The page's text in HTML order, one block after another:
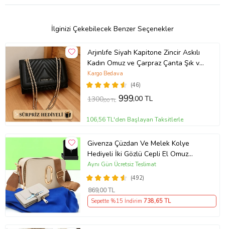
İlginizi Çekebilecek Benzer Seçenekler
Arjınlıfe Siyah Kapitone Zincir Askılı
Kadın Omuz ve Çarpraz Çanta Şık ve
Günlük kullanım.
(46)
Kargo Bedava
1300,00 TL 999,00 TL
106,56 TL'den Başlayan Taksitlerle
Givenza Çüzdan Ve Melek Kolye
Hediyeli İki Gözlü Cepli El Omuz
Çanta (Krem)
(492)
Aynı Gün Ücretsiz Teslimat
869,00 TL
Sepette %15 İndirim 738,65 TL